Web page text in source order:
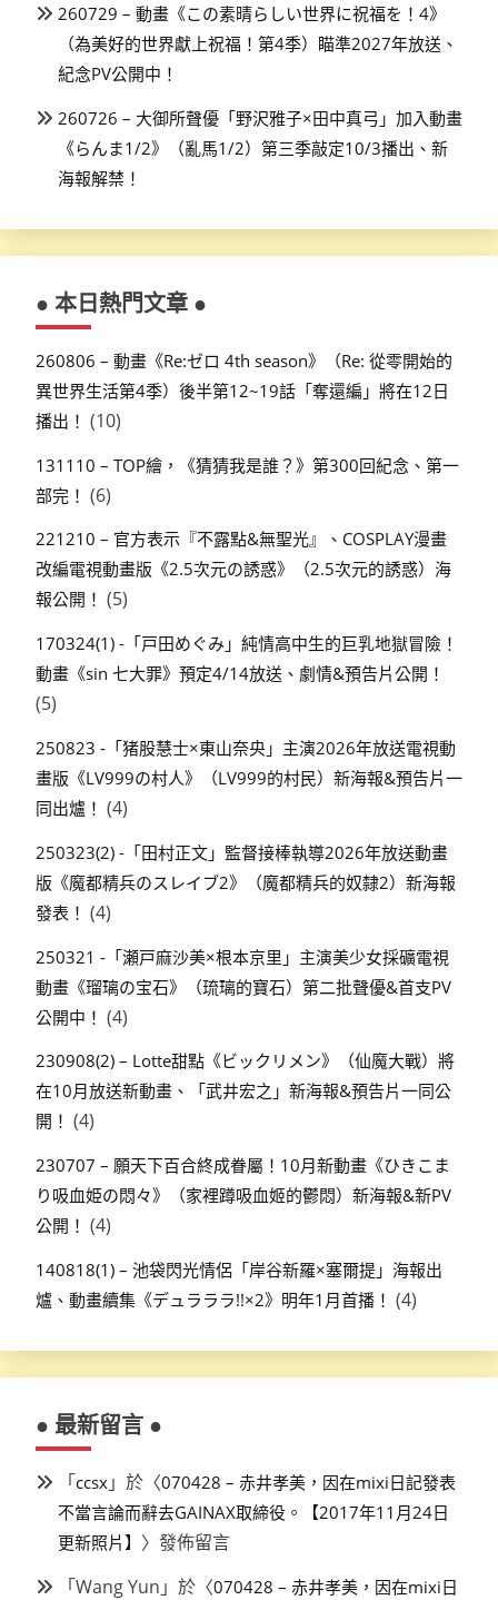
260729 – 動畫《この素晴らしい世界に祝福を！4》
（為美好的世界獻上祝福！第4季）瞄準2027年放送、
紀念PV公開中！
260726 – 大御所聲優「野沢雅子×田中真弓」加入動畫
《らんま1/2》（亂馬1/2）第三季敲定10/3播出、新
海報解禁！
● 本日熱門文章 ●
260806 – 動畫《Re:ゼロ 4th season》（Re: 從零開始的
異世界生活第4季）後半第12~19話「奪還編」將在12日
播出！ (10)
131110 – TOP繪，《猜猜我是誰？》第300回紀念、第一
部完！ (6)
221210 – 官方表示『不露點&無聖光』、COSPLAY漫畫
改編電視動畫版《2.5次元の誘惑》（2.5次元的誘惑）海
報公開！ (5)
170324(1) -「戸田めぐみ」純情高中生的巨乳地獄冒險！
動畫《sin 七大罪》預定4/14放送、劇情&預告片公開！
(5)
250823 -「猪股慧士×東山奈央」主演2026年放送電視動
畫版《LV999の村人》（LV999的村民）新海報&預告片一
同出爐！ (4)
250323(2) -「田村正文」監督接棒執導2026年放送動畫
版《魔都精兵のスレイブ2》（魔都精兵的奴隸2）新海報
發表！ (4)
250321 -「瀬戸麻沙美×根本京里」主演美少女採礦電視
動畫《瑠璃の宝石》（琉璃的寶石）第二批聲優&首支PV
公開中！ (4)
230908(2) – Lotte甜點《ビックリメン》（仙魔大戰）將
在10月放送新動畫、「武井宏之」新海報&預告片一同公
開！ (4)
230707 – 願天下百合終成眷屬！10月新動畫《ひきこま
り吸血姫の悶々》（家裡蹲吸血姬的鬱悶）新海報&新PV
公開！ (4)
140818(1) – 池袋閃光情侶「岸谷新羅×塞爾提」海報出
爐、動畫續集《デュラララ!!×2》明年1月首播！ (4)
● 最新留言 ●
「ccsx 」於〈070428 – 赤井孝美，因在mixi日記發表
不當言論而辭去GAINAX取締役。【2017年11月24日
更新照片】 〉發佈留言
「Wang Yun 」於〈070428 – 赤井孝美，因在mixi日